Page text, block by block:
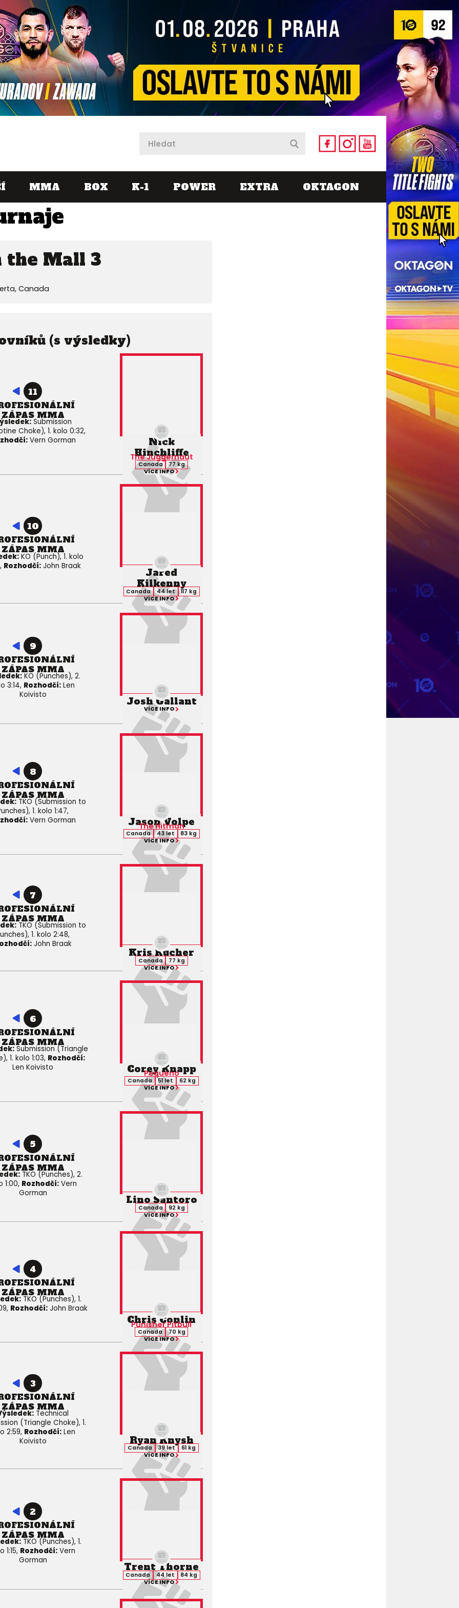
MMA BOX K-1 POWER EXTRA OKTAGON
the Mall 3
Canada
(s výsledky)
11
ZÁPAS MMA
Submission
Choke), 1. kolo 0:32,
Vern Gorman
Nick
Hinchliffe
The Juggernaut
Canada
77 kg
VÍCE INFO
10
ZÁPAS MMA
KO (Punch), 1. kolo
Rozhodčí:John Braak
Jared
Kilkenny
Canada 44 let
117 kg
VÍCE INFO
9
ZÁPAS MMA
KO (Punches), 2.
3:14, Rozhodčí: Len
Koivisto
Josh Gallant
VÍCE INFO
8
ZÁPAS MMA
TKO (Submission to
1. kolo 1:47,
Vern Gorman Jason Volpe
The Hitman
Canada 43 let
83 kg
VÍCE INFO
7
ZÁPAS MMA
TKO (Submission to
1. kolo 2:48,
John Braak
Kris Kucher
Canada
77 kg
VÍCE INFO
6
ZÁPAS MMA
Submission (Triangle
1. kolo 1:03, Rozhodčí:
Len Koivisto
Corey Knapp
Pequeno
Canada 51 let
62 kg
VÍCE INFO
5
ZÁPAS MMA
TKO (Punches), 2.
1:00, Rozhodčí: Vern
Gorman
Lino Santoro
Canada
92 kg
VÍCE INFO
4
ZÁPAS MMA
TKO (Punches), 1.
Rozhodčí: John Braak
Chris Conlin
Punisher Pitbull
Canada
70 kg
VÍCE INFO
3
ZÁPAS MMA
Technical
(Triangle Choke), 1.
2:59, Rozhodčí: Len
Koivisto
Ryan Knysh
Canada 39 let
61 kg
VÍCE INFO
2
ZÁPAS MMA
TKO (Punches), 1.
1:15, Rozhodčí: Vern
Gorman
Trent Thorne
Canada 44 let
84 kg
VÍCE INFO